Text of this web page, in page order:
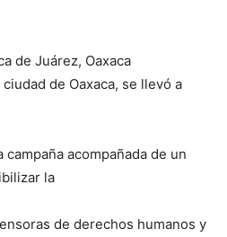
de Juárez, Oaxaca
de Oaxaca, se llevó a
acompañada de un
la
de derechos humanos y